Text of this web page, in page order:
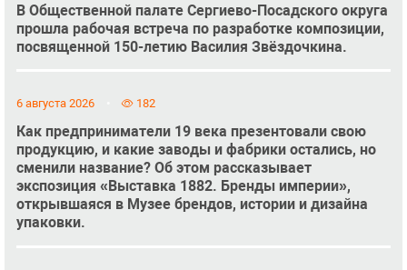
В Общественной палате Сергиево-Посадского округа
прошла рабочая встреча по разработке композиции,
посвященной 150-летию Василия Звёздочкина.
6 августа 2026 182
Как предприниматели 19 века презентовали свою
продукцию, и какие заводы и фабрики остались, но
сменили название? Об этом рассказывает
экспозиция «Выставка 1882. Бренды империи»,
открывшаяся в Музее брендов, истории и дизайна
упаковки.